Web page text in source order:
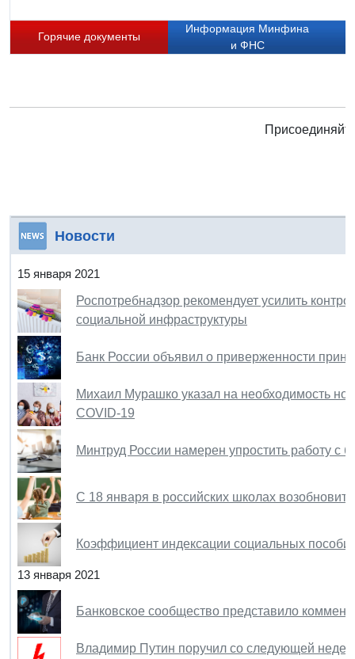
Горячие документы
Информация Минфина
и ФНС
Новости
15 января 2021
Роспотребнадзор рекомендует усилить
социальной инфраструктуры
Банк России объявил о приверженности
Михаил Мурашко указал на необходимость
COVID-19
Минтруд России намерен упростить работу
С 18 января в российских школах
Коэффициент индексации социальных
13 января 2021
Банковское сообщество представило
Владимир Путин поручил со следующей